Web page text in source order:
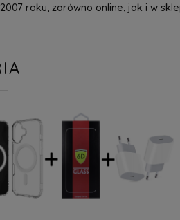
roku, zarówno online, jak i w